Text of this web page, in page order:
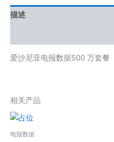
描述
爱沙尼亚电报数据500 万套餐
相关产品
电报数据